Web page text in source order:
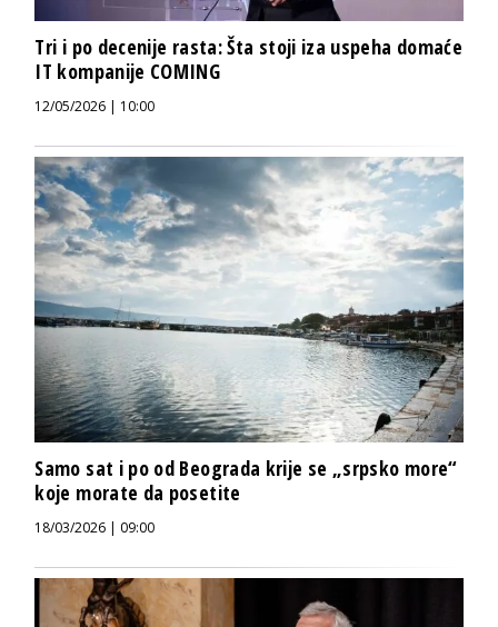
Tri i po decenije rasta: Šta stoji iza uspeha domaće
IT kompanije COMING
12/05/2026 | 10:00
Samo sat i po od Beograda krije se „srpsko more“
koje morate da posetite
18/03/2026 | 09:00